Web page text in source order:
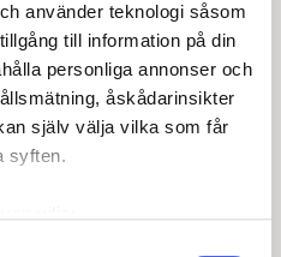
använder teknologi såsom
till information på din
personliga annonser och
åskådarinsikter
själv välja vilka som får
syften.
Sebastian